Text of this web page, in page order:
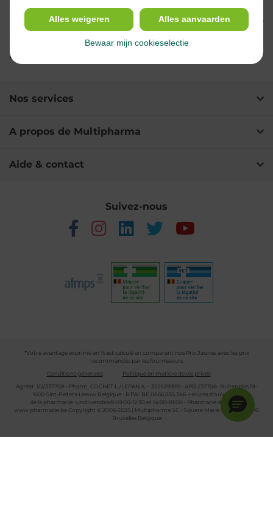
Ingrédients
Nos services
A propos de Multipharma
Aide & contact
Suivez-nous
*Votre avantage exprimé en % est calculé en comparant nos Prix Jaunes avec les prix
recommandés par les fournisseurs
Conditions générales
Politique en matière de vie privée
Agréat. 1/2/237708 - Pharm. COCHET L./LEPAN A. - 3225299159 - APB 237708- Buitenplas 19 -
1600 Sint-Pieters-Leeuw Belgique - BTW: BE 0866.855.346 -Heures d'ouverture
de la pharmacie: lundi-vendredi 09:00-12:30 et 14:00-18:00 - Pharmacie de garde :
www.pharmacie.beCopyright © 2006-2025 | Multipharma SC - Square Marie Curie 30 - 1070
Bruxelles Belgique
Alles weigeren Alles aanvaarden
Bewaar mijn cookieselectie